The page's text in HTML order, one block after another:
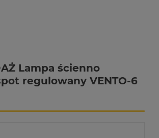
Lampa ścienno
regulowany VENTO-6